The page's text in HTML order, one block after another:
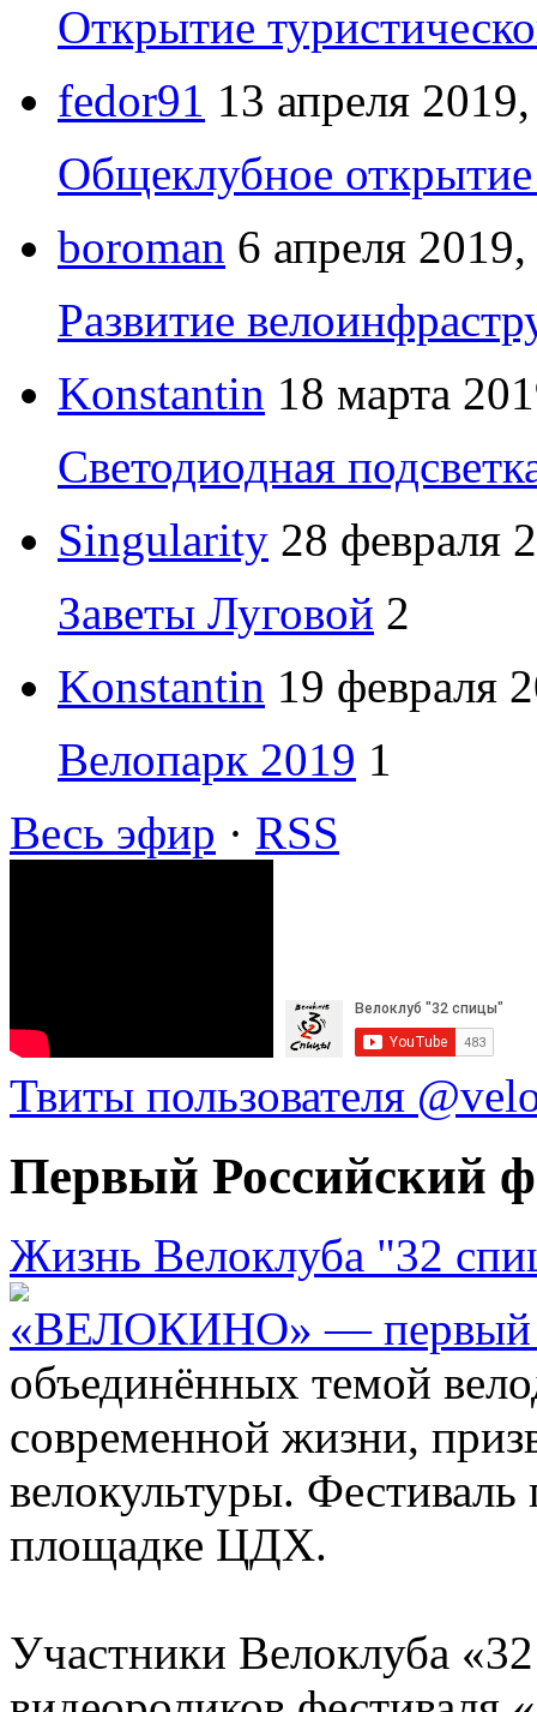
Открытие
fedor91 13 апреля
Общеклубное открытие
boroman 6 апреля
Развитие
Konstantin 18 марта
Светодиодная
Singularity 28 февраля
Заветы Луговой 2
Konstantin 19 февраля
Велопарк 2019 1
Весь эфир · RSS
Твиты пользователя
Первый Российский
Жизнь Велоклуба "32
«ВЕЛОКИНО» — первый
объединённых темой
современной жизни,
велокультуры.
площадке ЦДХ.
Участники Велоклуба